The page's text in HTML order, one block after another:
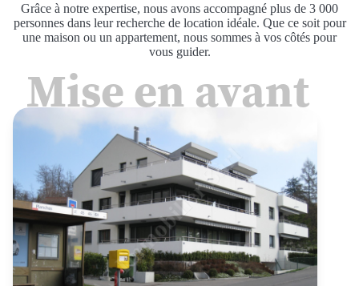
À louer
À propos
Contactez-nous
Grâce à notre expertise, nous avons accompagné plus de 3 000
personnes dans leur recherche de location idéale. Que ce soit pour
une maison ou un appartement, nous sommes à vos côtés pour
vous guider.
Mise en avant